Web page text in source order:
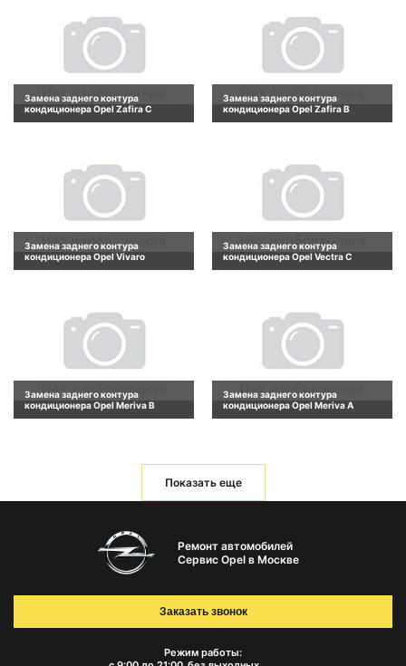
Замена заднего контура
кондиционера Opel Zafira C
Замена заднего контура
кондиционера Opel Zafira B
Замена заднего контура
кондиционера Opel Vivaro
Замена заднего контура
кондиционера Opel Vectra C
Замена заднего контура
кондиционера Opel Meriva B
Замена заднего контура
кондиционера Opel Meriva A
Показать еще
Ремонт автомобилей
Сервис Opel в Москве
Режим работы:
Заказать звонок